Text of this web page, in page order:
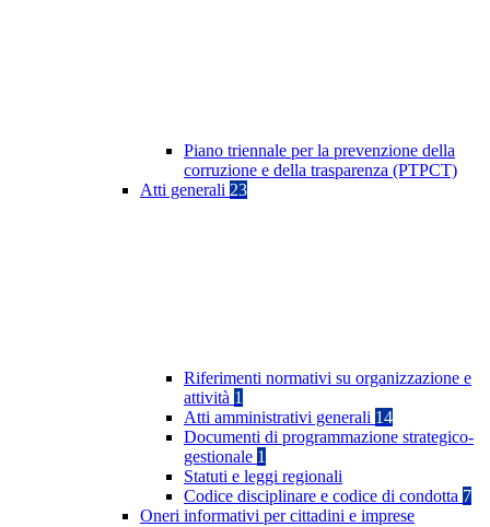
Piano triennale per la prevenzione della
corruzione e della trasparenza (PTPCT)
Atti generali 23
Riferimenti normativi su organizzazione e
attività 1
Atti amministrativi generali 14
Documenti di programmazione strategico-
gestionale 1
Statuti e leggi regionali
Codice disciplinare e codice di condotta 7
Oneri informativi per cittadini e imprese